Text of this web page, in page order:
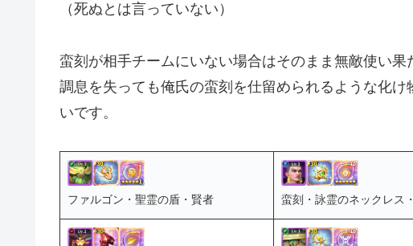
（死ぬとは言っていない）
蛮刻が相手チームにいない場合はそのまま無敵使い果
調息を失っても俺氏の蛮刻を仕留められるような化
いです。
ファルゴン・聖霊の盾・賢者 蛮刻・詠霊のネックレス